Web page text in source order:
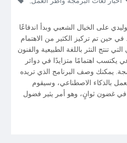
على الخيال الشعبي وبدأ اندفاعًا
حين تم تركيز الكثير من الاهتمام
تنتج النثر باللغة الطبيعية والفنون
يكتسب اهتمامًا متزايدًا في دوائر
يمكنك وصف البرنامج الذي تريده
بالذكاء الاصطناعي، وسيقوم
في غضون ثوانٍ، وهو أمر يثير فضول